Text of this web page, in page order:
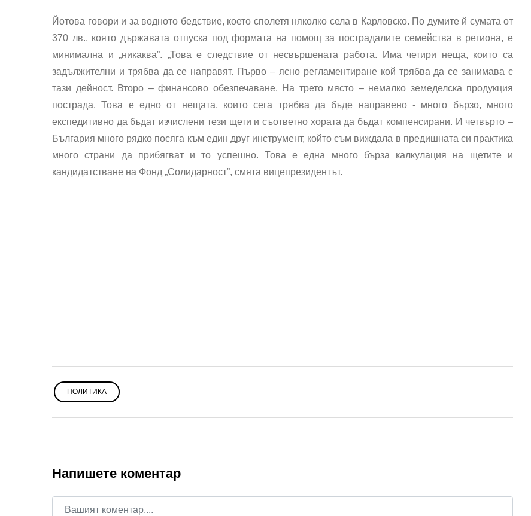
Йотова говори и за водното бедствие, което сполетя няколко села в Карловско. По думите й сумата от
370 лв., която държавата отпуска под формата на помощ за пострадалите семейства в региона, е
минимална и „никаква”. „Това е следствие от несвършената работа. Има четири неща, които са
задължителни и трябва да се направят. Първо – ясно регламентиране кой трябва да се занимава с
тази дейност. Второ – финансово обезпечаване. На трето място – немалко земеделска продукция
пострада. Това е едно от нещата, които сега трябва да бъде направено - много бързо, много
експедитивно да бъдат изчислени тези щети и съответно хората да бъдат компенсирани. И четвърто –
България много рядко посяга към един друг инструмент, който съм виждала в предишната си практика
много страни да прибягват и то успешно. Това е една много бърза калкулация на щетите и
кандидатстване на Фонд „Солидарност”, смята вицепрезидентът.
ПОЛИТИКА
Напишете коментар